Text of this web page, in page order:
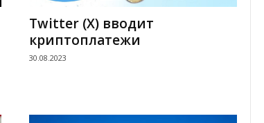
Twitter (X) вводит
криптоплатежи
30.08.2023